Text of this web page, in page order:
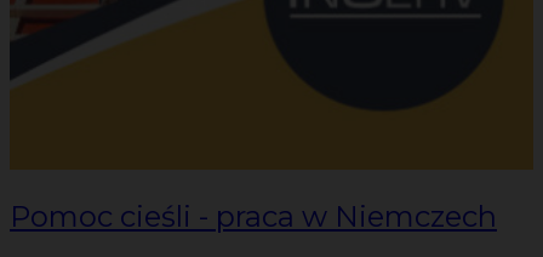
Pomoc cieśli - praca w Niemczech